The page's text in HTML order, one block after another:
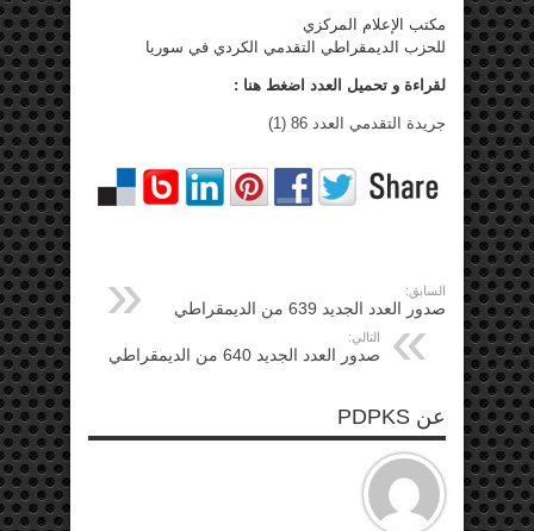
مكتب الإعلام المركزي
للحزب الديمقراطي التقدمي الكردي في سوريا
لقراءة و تحميل العدد اضغط هنا :
جريدة التقدمي العدد 86 (1)
السابق:
صدور العدد الجديد 639 من الديمقراطي
التالي:
صدور العدد الجديد 640 من الديمقراطي
عن PDPKS